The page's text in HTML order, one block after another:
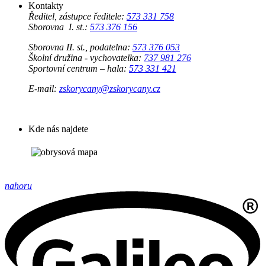
Kontakty
Ředitel, zástupce ředitele: 573 331 758
Sborovna I. st.: 573 376 156
Sborovna II. st., podatelna: 573 376 053
Školní družina - vychovatelka: 737 981 276
Sportovní centrum – hala: 573 331 421
E-mail: zskorycany@zskorycany.cz
Kde nás najdete
nahoru